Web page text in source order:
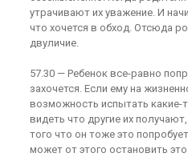
утрачивают их уважение. И
что хочется в обход. Отсюда
двуличие.
57.30 — Ребенок все-равно
захочется. Если ему на
возможность испытать какие-
видеть что другие их
того что он тоже это
может от этого остановить